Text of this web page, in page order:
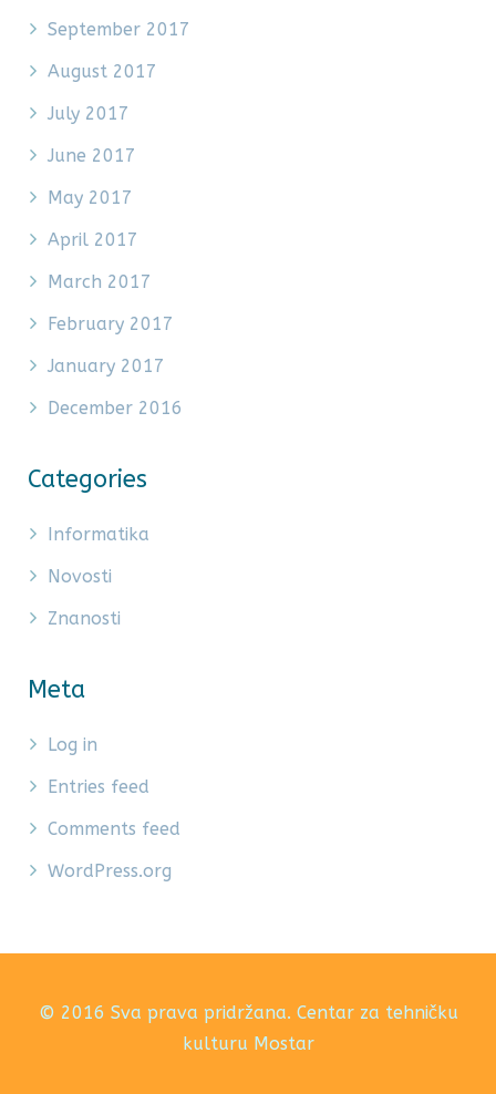
September 2017
August 2017
July 2017
June 2017
May 2017
April 2017
March 2017
February 2017
January 2017
December 2016
Categories
Informatika
Novosti
Znanosti
Meta
Log in
Entries feed
Comments feed
WordPress.org
© 2016 Sva prava pridržana. Centar za tehničku
kulturu Mostar